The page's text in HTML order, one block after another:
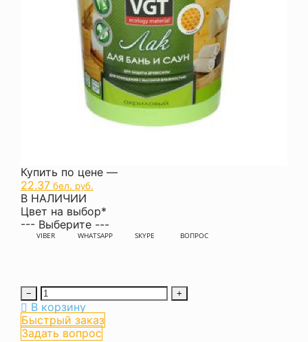
Купить по цене —
22.37 бел. руб.
В НАЛИЧИИ
Цвет на выбор*
--- Выберите ---
VIBER WHATSAPP SKYPE ВОПРОС
− +
В корзину
Быстрый заказ
Задать вопрос